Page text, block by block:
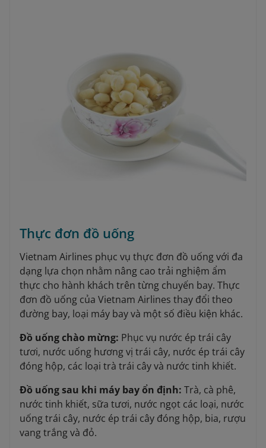
Thực đơn đồ uống
Vietnam Airlines phục vụ thực đơn đồ uống với đa
dạng lựa chọn nhằm nâng cao trải nghiệm ẩm
thực cho hành khách trên từng chuyến bay. Thực
đơn đồ uống của Vietnam Airlines thay đổi theo
đường bay, loại máy bay và một số điều kiện khác.
Đồ uống chào mừng: Phục vụ nước ép trái cây
tươi, nước uống hương vị trái cây, nước ép trái cây
đóng hộp, các loại trà trái cây và nước tinh khiết.
Đồ uống sau khi máy bay ổn định: Trà, cà phê,
nước tinh khiết, sữa tươi, nước ngọt các loại, nước
uống trái cây, nước ép trái cây đóng hộp, bia, rượu
vang trắng và đỏ.